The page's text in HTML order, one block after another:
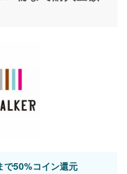
で50%コイン還元